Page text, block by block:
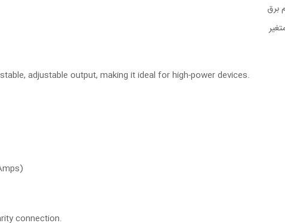
برق
adjustable output, making it ideal for high-power devices.
connection.